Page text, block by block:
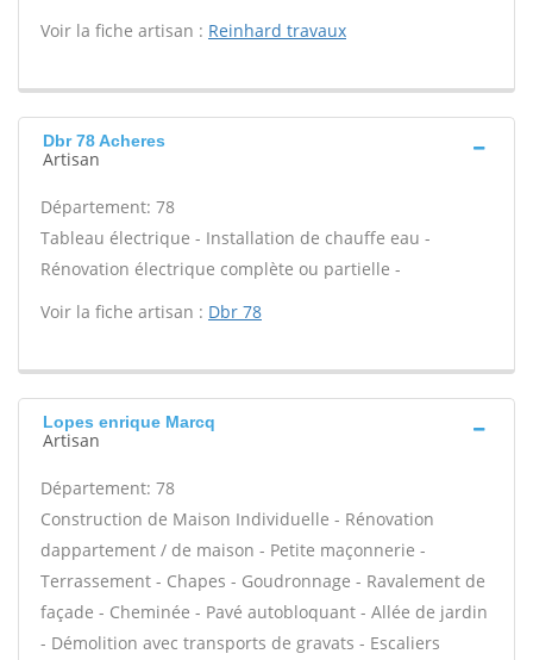
Voir la fiche artisan : Reinhard travaux
Dbr 78 Acheres
Artisan
Département: 78
Tableau électrique - Installation de chauffe eau -
Rénovation électrique complète ou partielle -
Voir la fiche artisan : Dbr 78
Lopes enrique Marcq
Artisan
Département: 78
Construction de Maison Individuelle - Rénovation
dappartement / de maison - Petite maçonnerie -
Terrassement - Chapes - Goudronnage - Ravalement de
façade - Cheminée - Pavé autobloquant - Allée de jardin
- Démolition avec transports de gravats - Escaliers